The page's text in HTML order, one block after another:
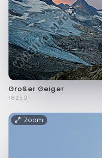
Großer Geiger
f82501
Zoom